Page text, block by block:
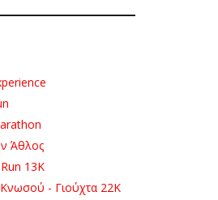
Άθλος
13K
- Γιούχτα 22Κ